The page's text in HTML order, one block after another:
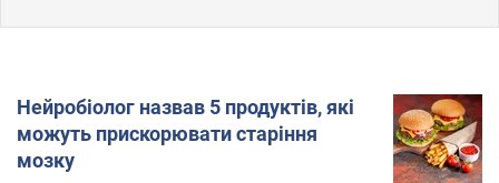
Нейробіолог назвав 5 продуктів, які
можуть прискорювати старіння
мозку